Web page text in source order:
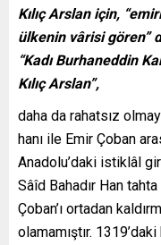
Kılıç Arslan için,
ülkenin vârisi gören”
“Kadı Burhaneddin
Kılıç Arslan”,
daha da rahatsız
hanı ile Emir Çoban
Anadolu’daki istiklâl
Sâîd Bahadır Han
Çoban’ı ortadan
olamamıştır.